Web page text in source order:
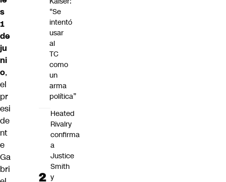
s
1
de
ju
ni
o,
el
pr
esi
de
nt
e
Ga
bri
“Se
intentó
usar
al
TC
como
un
arma
política”
Heated
Rivalry
confirma
a
Justice
Smith
y